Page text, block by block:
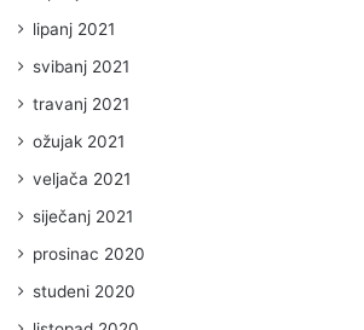
lipanj 2021
svibanj 2021
travanj 2021
ožujak 2021
veljača 2021
siječanj 2021
prosinac 2020
studeni 2020